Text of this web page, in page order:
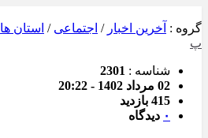
گروه : آخرین اخبار / اجتماعی / استان ها
پ
شناسه : 2301
02 مرداد 1402 - 20:22
415 بازدید
۰ دیدگاه